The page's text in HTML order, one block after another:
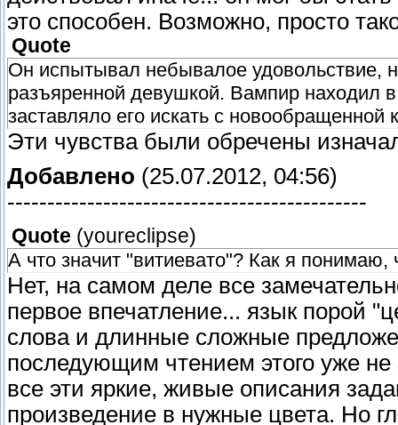
это способен. Возможно, просто
Quote
Он испытывал небывалое удовольствие,
разъяренной девушкой. Вампир находил
заставляло его искать с новообращенной
Эти чувства были обречены
Добавлено (25.07.2012, 04:56)
---------------------------------------------
Quote (youreclipse)
А что значит "витиевато"? Как я понимаю,
Нет, на самом деле все
первое впечатление... язык порой
слова и длинные сложные
последующим чтением этого уже
все эти яркие, живые описания
произведение в нужные цвета. Но